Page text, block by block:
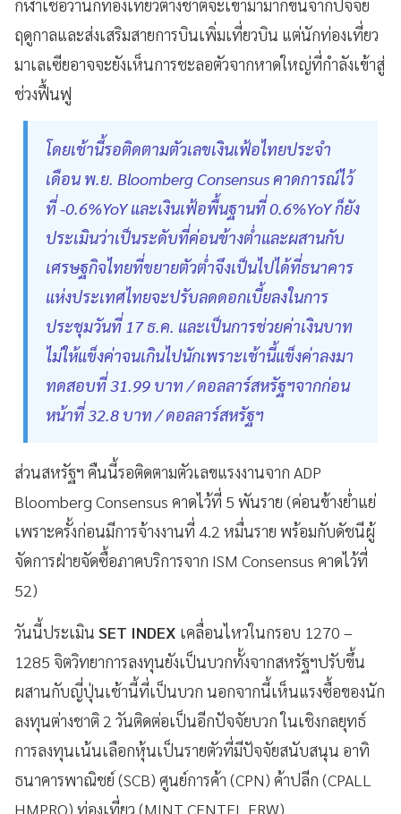
กีฬาเชื่อว่านักท่องเที่ยวต่างชาติจะเข้ามามากขึ้นจากปัจจัย
ฤดูกาลและส่งเสริมสายการบินเพิ่มเที่ยวบิน แต่นักท่องเที่ยว
มาเลเซียอาจจะยังเห็นการชะลอตัวจากหาดใหญ่ที่กำลังเข้าสู่
ช่วงฟื้นฟู
โดยเช้านี้รอติดตามตัวเลขเงินเฟ้อไทยประจำ
เดือน พ.ย. Bloomberg Consensus คาดการณ์ไว้
ที่ -0.6%YoY และเงินเฟ้อพื้นฐานที่ 0.6%YoY ก็ยัง
ประเมินว่าเป็นระดับที่ค่อนข้างต่ำและผสานกับ
เศรษฐกิจไทยที่ขยายตัวต่ำจึงเป็นไปได้ที่ธนาคาร
แห่งประเทศไทยจะปรับลดดอกเบี้ยลงในการ
ประชุมวันที่ 17 ธ.ค. และเป็นการช่วยค่าเงินบาท
ไม่ให้แข็งค่าจนเกินไปนักเพราะเช้านี้แข็งค่าลงมา
ทดสอบที่ 31.99 บาท / ดอลลาร์สหรัฐฯจากก่อน
หน้าที่ 32.8 บาท / ดอลลาร์สหรัฐฯ
ส่วนสหรัฐฯ คืนนี้รอติดตามตัวเลขแรงงานจาก ADP
Bloomberg Consensus คาดไว้ที่ 5 พันราย (ค่อนข้างย่ำแย่
เพราะครั้งก่อนมีการจ้างงานที่ 4.2 หมื่นราย พร้อมกับดัชนีผู้
จัดการฝ่ายจัดซื้อภาคบริการจาก ISM Consensus คาดไว้ที่
52)
วันนี้ประเมิน SET INDEX เคลื่อนไหวในกรอบ 1270 –
1285 จิตวิทยาการลงทุนยังเป็นบวกทั้งจากสหรัฐฯปรับขึ้น
ผสานกับญี่ปุ่นเช้านี้ที่เป็นบวก นอกจากนี้เห็นแรงซื้อของนัก
ลงทุนต่างชาติ 2 วันติดต่อเป็นอีกปัจจัยบวก ในเชิงกลยุทธ์
การลงทุนเน้นเลือกหุ้นเป็นรายตัวที่มีปัจจัยสนับสนุน อาทิ
ธนาคารพาณิชย์ (SCB) ศูนย์การค้า (CPN) ค้าปลีก (CPALL
HMPRO) ท่องเที่ยว (MINT CENTEL ERW)